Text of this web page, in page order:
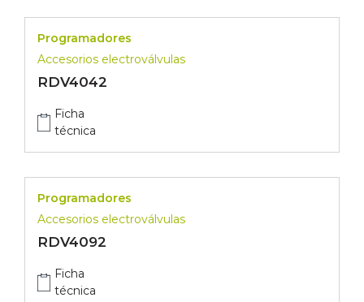
Programadores
Accesorios electroválvulas
RDV4042
Ficha
técnica
Programadores
Accesorios electroválvulas
RDV4092
Ficha
técnica